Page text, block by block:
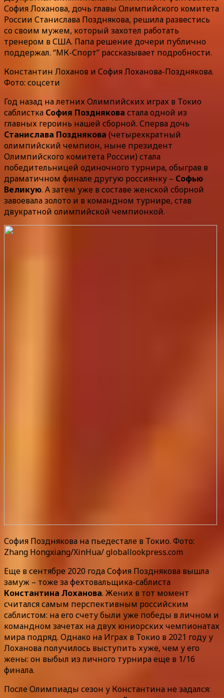
София Лоханова, дочь главы Олимпийского комитета
России Станислава Позднякова, решила развестись
со своим мужем, который захотел работать
тренером в США. Папа решение дочери публично
поддержал. “МК-Спорт” рассказывает подробности.
Константин Лоханов и София Лоханова-Позднякова.
Фото: соцсети
Год назад на летних Олимпийских играх в Токио
саблистка София Позднякова стала одной из
главных героинь нашей сборной. Сперва дочь
Станислава Позднякова (четырехкратный
олимпийский чемпион, ныне президент
Олимпийского комитета России) стала
победительницей одиночного турнира, обыграв в
драматичном финале другую россиянку – Софью
Великую. А затем уже в составе женской сборной
завоевала золото и в командном турнире, став
двукратной олимпийской чемпионкой.
София Позднякова на пьедестале в Токио. Фото:
Zhang Hongxiang/XinHua/ globallookpress.com
Еще в сентябре 2020 года София Позднякова вышла
замуж – тоже за фехтовальщика-саблиста
Константина Лоханова. Жених в тот момент
считался самым перспективным российским
саблистом: на его счету были уже победы в личном и
командном зачетах на двух юниорских чемпионатах
мира подряд. Однако на Играх в Токио в 2021 году у
Лоханова получилось выступить хуже, чем у его
жены: он выбыл из личного турнира еще в 1/16
финала.
После Олимпиады сезон у Константина не задался: